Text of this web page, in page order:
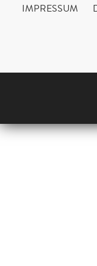
IMPRESSUM